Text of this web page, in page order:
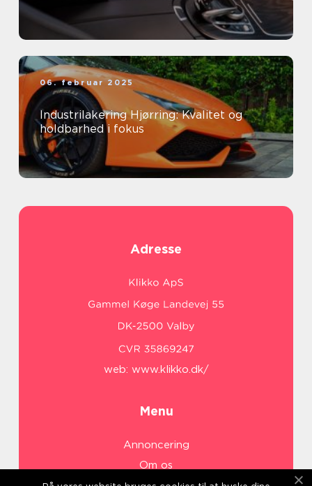
06. februar 2025
Industrilakering Hjørring: Kvalitet og
holdbarhed i fokus
Adresse
web: www.klikko.dk/
Menu
Annoncering
Om os